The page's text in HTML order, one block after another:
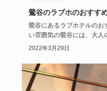
鶯谷のラブホのおすす
鶯谷にあるラブホテルのお
い雰囲気の鶯谷には、大人
がたくさんあり…
2022年3月29日